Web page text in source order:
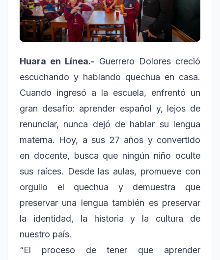
Huara en Línea.- Guerrero Dolores creció
escuchando y hablando quechua en casa.
Cuando ingresó a la escuela, enfrentó un
gran desafío: aprender español y, lejos de
renunciar, nunca dejó de hablar su lengua
materna. Hoy, a sus 27 años y convertido
en docente, busca que ningún niño oculte
sus raíces. Desde las aulas, promueve con
orgullo el quechua y demuestra que
preservar una lengua también es preservar
la identidad, la historia y la cultura de
nuestro país.
“El proceso de tener que aprender